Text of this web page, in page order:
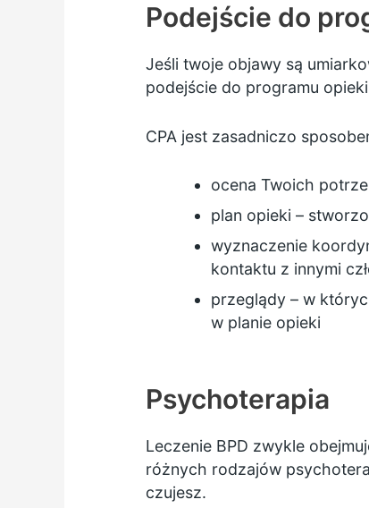
Podejście do
Jeśli twoje objawy są
podejście do programu opieki
CPA jest zasadniczo
ocena Twoich
plan opieki –
wyznaczenie
kontaktu z innymi
przeglądy – w
w planie opieki
Psychoterapia
Leczenie BPD zwykle
różnych rodzajów
czujesz.